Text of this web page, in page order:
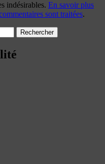
indésirables. En savoir plus
sont traitées.